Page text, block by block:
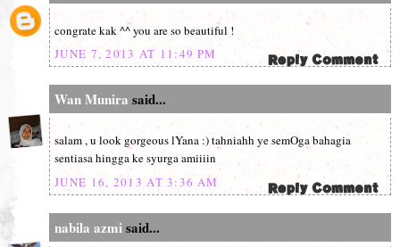
congrate kak ^^ you are so beautiful !
JUNE 7, 2013 AT 11:49 PM
Wan Munira said...
salam , u look gorgeous lYana :) tahniahh ye semOga bahagia
sentiasa hingga ke syurga amiiiin
JUNE 16, 2013 AT 3:36 AM
nabila azmisaid...